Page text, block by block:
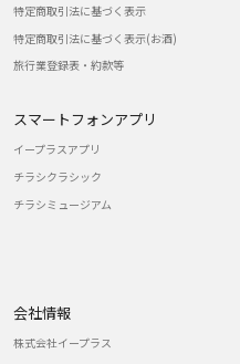
特定商取引法に基づく表示
特定商取引法に基づく表示(お酒)
旅行業登録表・約款等
スマートフォンアプリ
イープラスアプリ
チラシクラシック
チラシミュージアム
会社情報
株式会社イープラス